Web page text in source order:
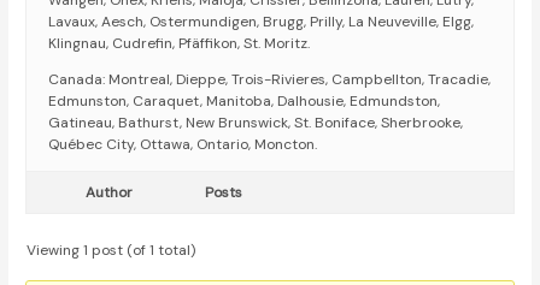
Lavaux, Aesch, Ostermundigen, Brugg, Prilly, La Neuveville, Elgg,
Klingnau, Cudrefin, Pfäffikon, St. Moritz.
Canada: Montreal, Dieppe, Trois-Rivieres, Campbellton, Tracadie,
Edmunston, Caraquet, Manitoba, Dalhousie, Edmundston,
Gatineau, Bathurst, New Brunswick, St. Boniface, Sherbrooke,
Québec City, Ottawa, Ontario, Moncton.
Author Posts
Viewing 1 post (of 1 total)